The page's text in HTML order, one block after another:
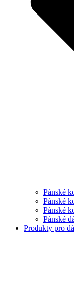
Pánské
Pánské
Pánské
Pánské
Produkty pro